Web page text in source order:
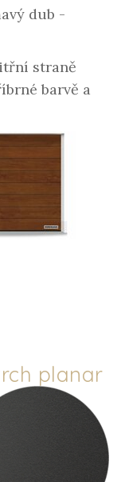
dub -
straně
barvě a
planar